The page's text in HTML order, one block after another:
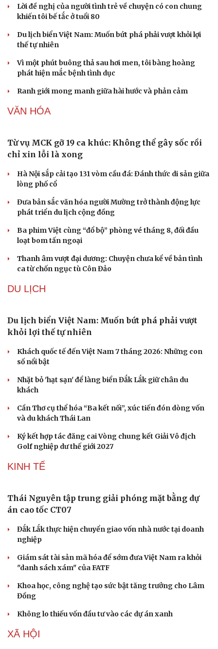
Văn hóa
Sân khấu - Điện ảnh
Âm nhạc
Di sản
Giải trí
Sao Việt
Lời đề nghị của người tình trẻ về chuyện có con chung
khiến tôi bế tắc ở tuổi 80
Du lịch biển Việt Nam: Muốn bứt phá phải vượt khỏi lợi
thế tự nhiên
Vì một phút buông thả sau hơi men, tôi bàng hoàng
phát hiện mắc bệnh tình dục
Ranh giới mong manh giữa hài hước và phản cảm
VĂN HÓA
Từ vụ MCK gỡ 19 ca khúc: Không thể gây sốc rồi
chỉ xin lỗi là xong
Hà Nội sắp cải tạo 131 vòm cầu đá: Đánh thức di sản giữa
lòng phố cổ
Đưa bản sắc văn hóa người Mường trở thành động lực
phát triển du lịch cộng đồng
Ba phim Việt cùng “đổ bộ” phòng vé tháng 8, đối đầu
loạt bom tấn ngoại
Thanh âm vượt đại dương: Chuyện chưa kể về bản tình
ca từ chốn ngục tù Côn Đảo
DU LỊCH
Du lịch biển Việt Nam: Muốn bứt phá phải vượt
khỏi lợi thế tự nhiên
Khách quốc tế đến Việt Nam 7 tháng 2026: Những con
số nổi bật
Nhặt bỏ 'hạt sạn' để làng biển Đắk Lắk giữ chân du
khách
Cần Thơ cụ thể hóa “Ba kết nối”, xúc tiến đón dòng vốn
và du khách Thái Lan
Ký kết hợp tác đăng cai Vòng chung kết Giải Vô địch
Golf nghiệp dư thế giới 2027
KINH TẾ
Thái Nguyên tập trung giải phóng mặt bằng dự
án cao tốc CT07
Đắk Lắk thực hiện chuyển giao vốn nhà nước tại doanh
nghiệp
Giám sát tài sản mã hóa để sớm đưa Việt Nam ra khỏi
"danh sách xám" của FATF
Khoa học, công nghệ tạo sức bật tăng trưởng cho Lâm
Đồng
Không lo thiếu vốn đầu tư vào các dự án xanh
XÃ HỘI